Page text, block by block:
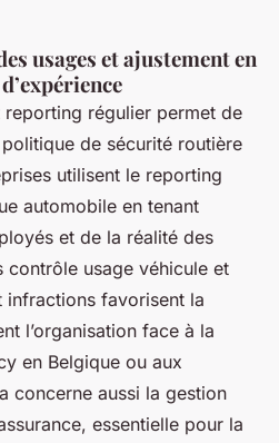
usages et ajustement en
régulier permet de
de sécurité routière
utilisent le reporting
automobile en tenant
et de la réalité des
contrôle usage véhicule et
infractions favorisent la
l’organisation face à la
en Belgique ou aux
concerne aussi la gestion
essentielle pour la